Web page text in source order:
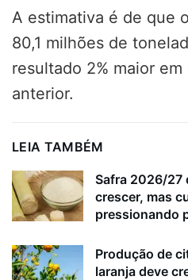
A estimativa é de que
80,1 milhões de
resultado 2% maior
anterior.
LEIA TAMBÉM
Safra 2026/27
crescer, mas
pressionando
Produção de
laranja deve